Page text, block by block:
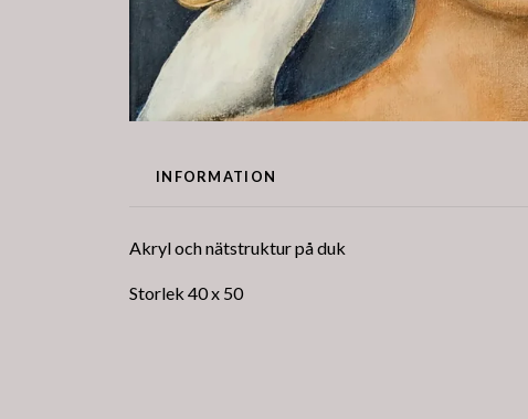
INFORMATION
Akryl och nätstruktur på duk
Storlek 40 x 50